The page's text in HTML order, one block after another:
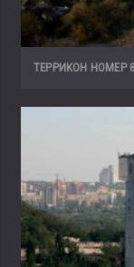
ТЕРРИКОН НОМЕР